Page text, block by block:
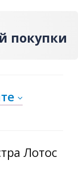
покупки
Лотос